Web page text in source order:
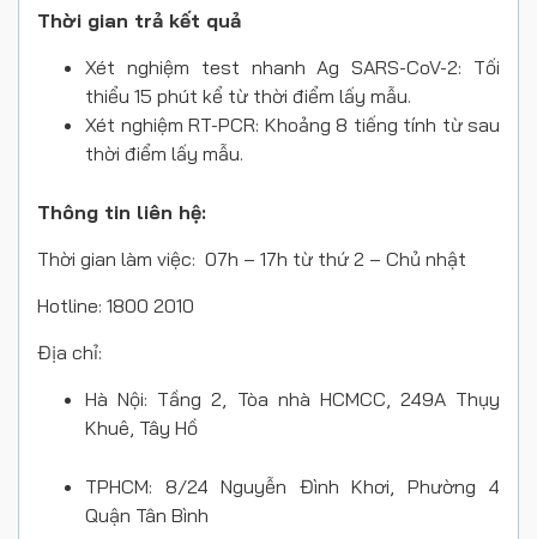
Thời gian trả kết quả
Xét nghiệm test nhanh Ag SARS-CoV-2: Tối
thiểu 15 phút kể từ thời điểm lấy mẫu.
Xét nghiệm RT-PCR: Khoảng 8 tiếng tính từ sau
thời điểm lấy mẫu.
Thông tin liên hệ:
Thời gian làm việc: 07h – 17h từ thứ 2 – Chủ nhật
Hotline: 1800 2010
Địa chỉ:
Hà Nội: Tầng 2, Tòa nhà HCMCC, 249A Thụy
Khuê, Tây Hồ
TPHCM: 8/24 Nguyễn Đình Khơi, Phường 4
Quận Tân Bình